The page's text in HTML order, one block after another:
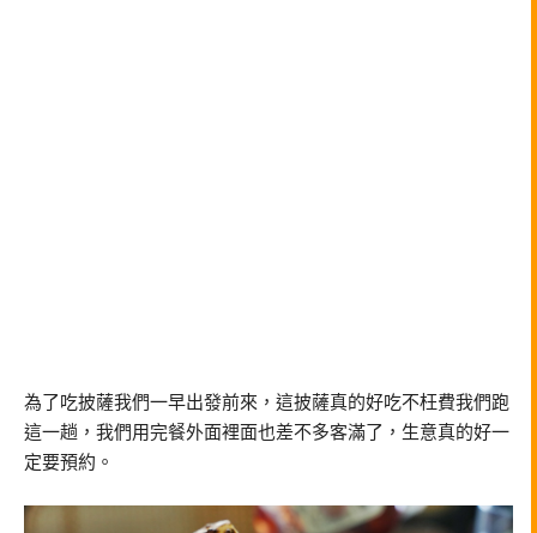
為了吃披薩我們一早出發前來，這披薩真的好吃不枉費我們跑
這一趟，我們用完餐外面裡面也差不多客滿了，生意真的好一
定要預約。